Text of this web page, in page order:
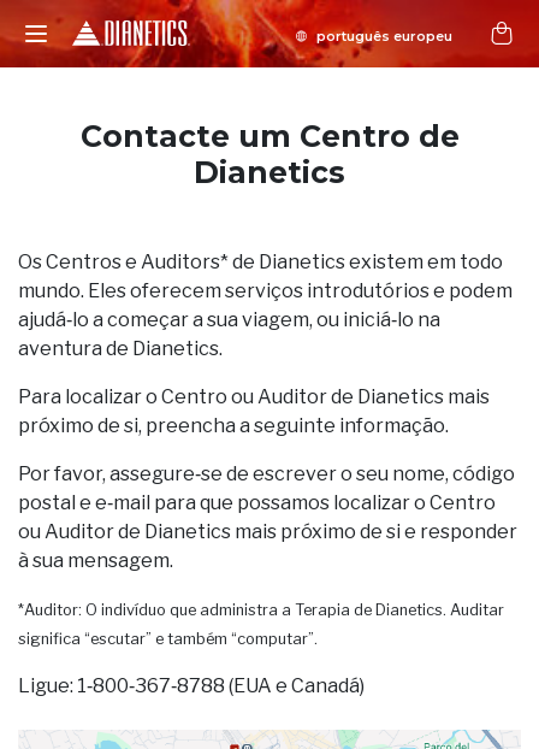
Contacte um Centro de
Dianetics
Os Centros e Auditors* de Dianetics existem em todo
mundo. Eles oferecem serviços introdutórios e podem
ajudá‑lo a começar a sua viagem, ou iniciá‑lo na
aventura de Dianetics.
Para localizar o Centro ou Auditor de Dianetics mais
próximo de si, preencha a seguinte informação.
Por favor, assegure‑se de escrever o seu nome, código
postal e e‑mail para que possamos localizar o Centro
ou Auditor de Dianetics mais próximo de si e responder
à sua mensagem.
*Auditor: O indivíduo que administra a Terapia de Dianetics. Auditar
significa “escutar” e também “computar”.
Ligue: 1‑800‑367‑8788 (EUA e Canadá)